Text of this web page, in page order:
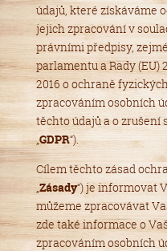
údajů, které získáváme
jejich zpracování v
právními předpisy,
parlamentu a Rady (EU)
2016 o ochraně
zpracováním osobních
těchto údajů a o zrušení
„GDPR“).
Cílem těchto zásad
„Zásady“) je informovat
můžeme zpracovávat
zde také informace o
zpracováním osobních